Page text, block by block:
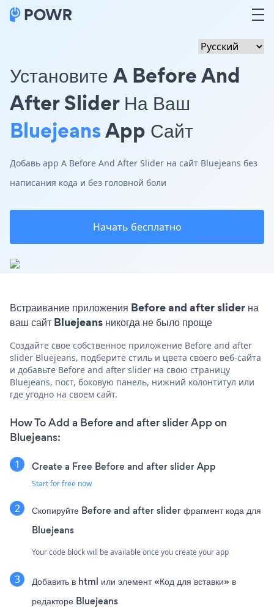
Установите A Before And
After Slider На Ваш
BluejeansApp Сайт
Добавь app A Before And After Slider на сайт Bluejeans без
написания кода и без головной боли
Начать бесплатно
Встраивание приложения Before and after slider на
ваш сайт Bluejeans никогда не было проще
Создайте свое собственное приложение Before and after
slider Bluejeans, подберите стиль и цвета своего веб-сайта
и добавьте Before and after slider на свою страницу
Bluejeans, пост, боковую панель, нижний колонтитул или
где угодно на своем сайт.
How To Add a Before and after slider App on
Bluejeans:
Create a Free Before and after slider App
Start for free now
Скопируйте Before and after slider фрагмент кода для
Bluejeans
Your code block will be available once you create your app
Добавить в html или элемент «Код для вставки» в
редакторе Bluejeans